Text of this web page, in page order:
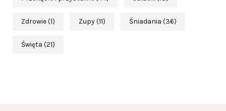
Zdrowie(1) Zupy(11) Śniadania (36)
Święta (21)